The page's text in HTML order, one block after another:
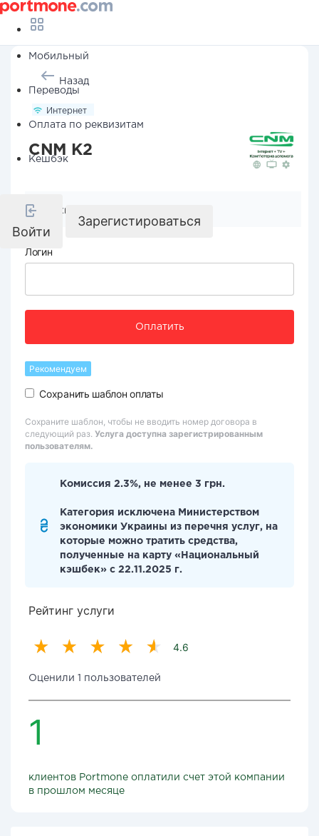
Мобильный
Переводы
Оплата по реквизитам
Кешбэк
Войти
Зарегистироваться
Назад
Интернет
CNM K2
Реквизиты компании
Логин
Оплатить
Рекомендуем
Сохранить шаблон оплаты
Сохраните шаблон, чтобы не вводить номер договора в
следующий раз. Услуга доступна зарегистрированным
пользователям.
Комиссия 2.3%, не менее 3 грн.
Категория исключена Министерством
экономики Украины из перечня услуг, на
которые можно тратить средства,
полученные на карту «Национальный
кэшбек» с 22.11.2025 г.
Рейтинг услуги
4.6
Оценили 1 пользователей
1
клиентов Portmone оплатили счет этой компании
в прошлом месяце